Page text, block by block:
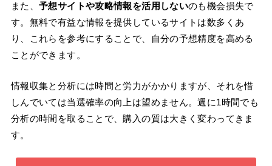
また、予想サイトや攻略情報を活用しないのも機会損失で
す。無料で有益な情報を提供しているサイトは数多くあ
り、これらを参考にすることで、自分の予想精度を高める
ことができます。
情報収集と分析には時間と労力がかかりますが、それを惜
しんでいては当選確率の向上は望めません。週に1時間でも
分析の時間を取ることで、購入の質は大きく変わってきま
す。